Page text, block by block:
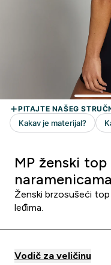
MP ženski
Ženski brzosušeći top
leđima.
Vodič za veličinu